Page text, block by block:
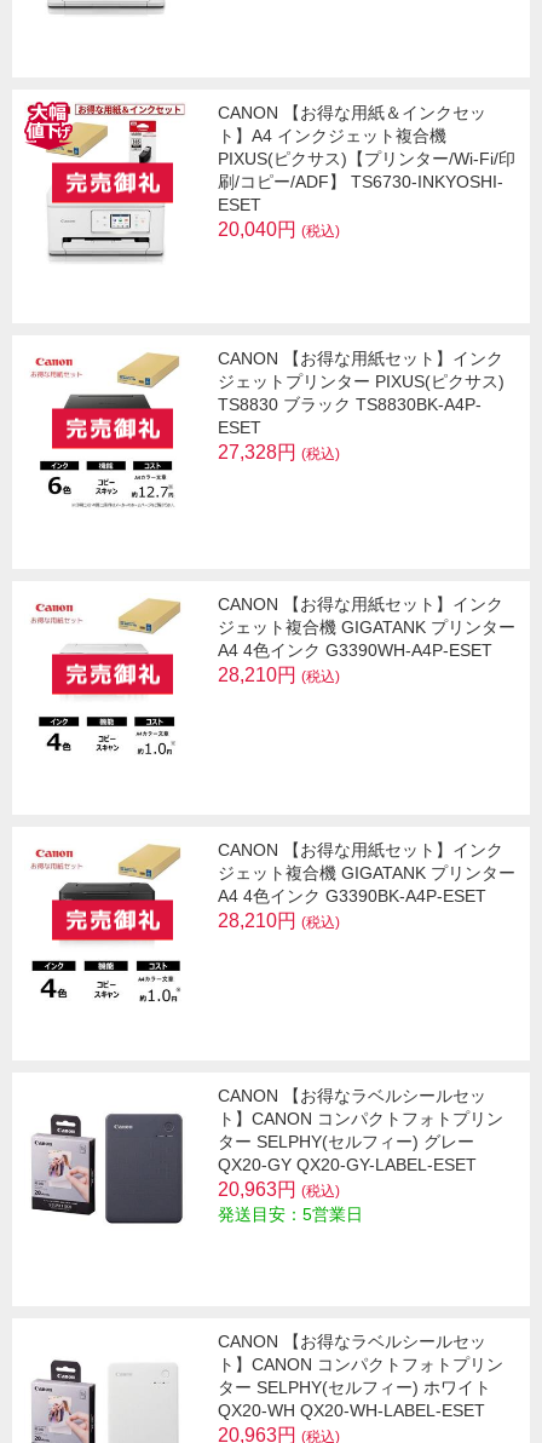
CANON 【お得な用紙＆インクセッ
ト】A4 インクジェット複合機
PIXUS(ピクサス)【プリンター/Wi-Fi/印
刷/コピー/ADF】 TS6730-INKYOSHI-
ESET
20,040円 (税込)
CANON 【お得な用紙セット】インク
ジェットプリンター PIXUS(ピクサス)
TS8830 ブラック TS8830BK-A4P-
ESET
27,328円 (税込)
CANON 【お得な用紙セット】インク
ジェット複合機 GIGATANK プリンター
A4 4色インク G3390WH-A4P-ESET
28,210円 (税込)
CANON 【お得な用紙セット】インク
ジェット複合機 GIGATANK プリンター
A4 4色インク G3390BK-A4P-ESET
28,210円 (税込)
CANON 【お得なラベルシールセッ
ト】CANON コンパクトフォトプリン
ター SELPHY(セルフィー) グレー
QX20-GY QX20-GY-LABEL-ESET
20,963円 (税込)
発送目安：5営業日
CANON 【お得なラベルシールセッ
ト】CANON コンパクトフォトプリン
ター SELPHY(セルフィー) ホワイト
QX20-WH QX20-WH-LABEL-ESET
20,963円 (税込)